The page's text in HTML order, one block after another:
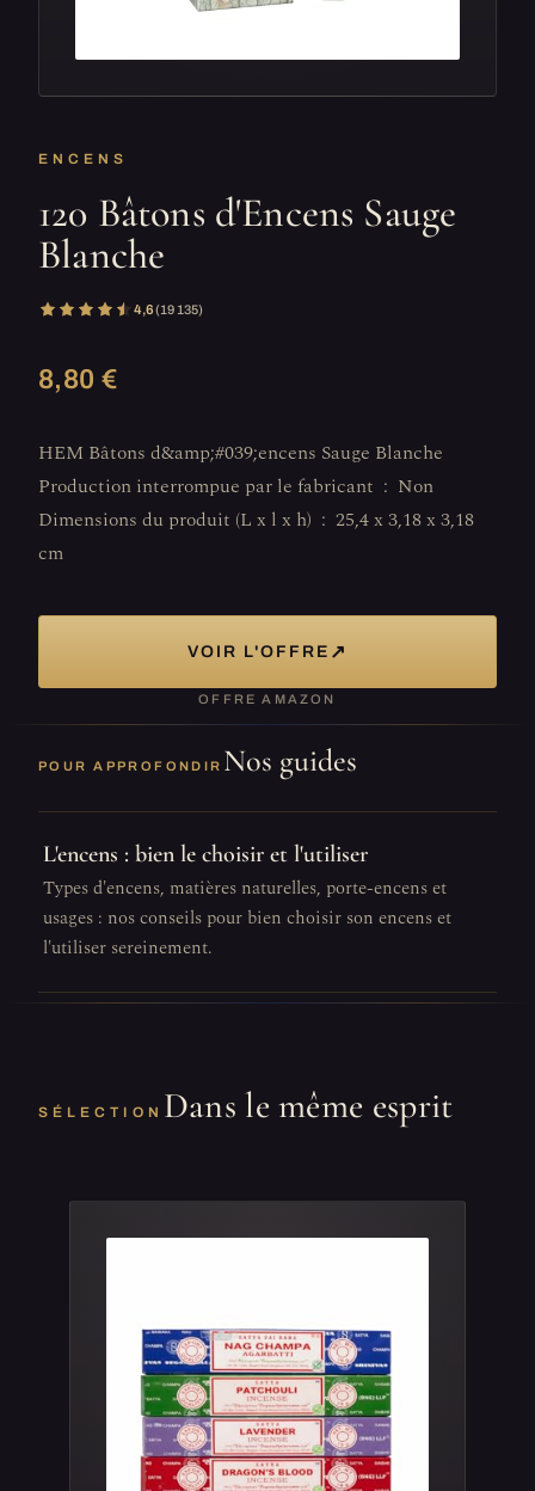
ENCENS
120 Bâtons d'Encens Sauge
Blanche
4,6(19 135)
8,80 €
HEM Bâtons d&amp;#039;encens Sauge Blanche
Production interrompue par le fabricant ‏ : ‎ Non
Dimensions du produit (L x l x h) ‏ : ‎ 25,4 x 3,18 x 3,18
cm
VOIR L'OFFRE ↗
OFFRE AMAZON
POUR APPROFONDIR Nos guides
L'encens : bien le choisir et l'utiliser
Types d'encens, matières naturelles, porte-encens et
usages : nos conseils pour bien choisir son encens et
l'utiliser sereinement.
SÉLECTION Dans le même esprit